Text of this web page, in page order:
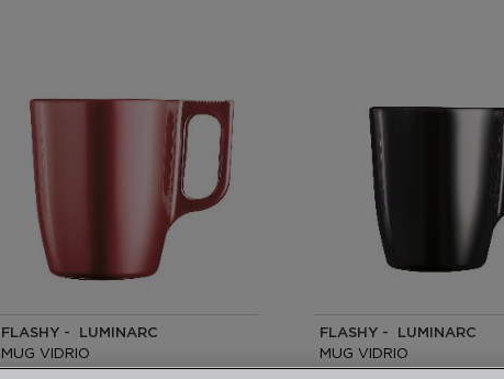
FLASHY - LUMINARC
MUG VIDRIO
25CL
FLASHY - LUMINARC
MUG VIDRIO
25CL